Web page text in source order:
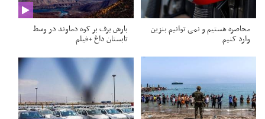
محاصره هستیم و نمی توانیم بنزین
وارد کنیم
بارش برف بر کوه دماوند در وسط
تابستان داغ +فیلم